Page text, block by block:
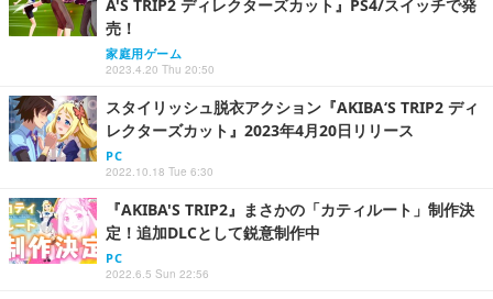
A'S TRIP2 ディレクターズカット』PS4/スイッチで発
売！
家庭用ゲーム
2023.4.20 Thu 20:50
スタイリッシュ脱衣アクション『AKIBA‘S TRIP2 ディ
レクターズカット』2023年4月20日リリース
PC
2022.10.18 Tue 6:30
『AKIBA'S TRIP2』まさかの「カティルート」制作決
定！追加DLCとして鋭意制作中
PC
2022.6.5 Sun 22:56